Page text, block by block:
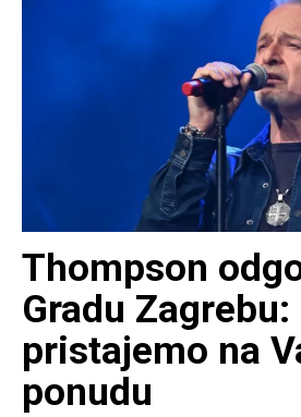
Thompson
Gradu Zagrebu:
pristajemo na
ponudu